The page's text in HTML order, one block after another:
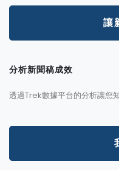
讓
分析新聞稿成效
透過Trek數據平台的分析讓您